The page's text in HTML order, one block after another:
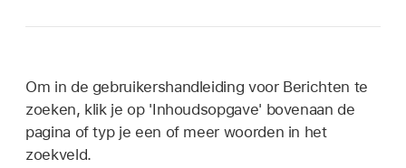
Om in de gebruikershandleiding voor Berichten te
zoeken, klik je op 'Inhoudsopgave' bovenaan de
pagina of typ je een of meer woorden in het
zoekveld.